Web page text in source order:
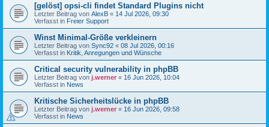
[gelöst] opsi-cli findet Standard Plugins nicht
Letzter Beitrag von AlexB « 14 Jul 2026, 09:30
Verfasst in Freier Support
Winst Minimal-Größe verkleinern
Letzter Beitrag von Sync92 « 08 Jul 2026, 00:16
Verfasst in Kritik, Anregungen und Wünsche
Critical security vulnerability in phpBB
Letzter Beitrag von j.werner « 16 Jun 2026, 10:04
Verfasst in News
Kritische Sicherheitslücke in phpBB
Letzter Beitrag von j.werner « 16 Jun 2026, 09:58
Verfasst in News